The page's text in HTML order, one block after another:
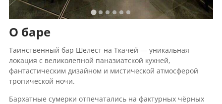
О баре
Таинственный бар Шелест на Ткачей — уникальная
локация с великолепной паназиатской кухней,
фантастическим дизайном и мистической атмосферой
тропической ночи.
Бархатные сумерки отпечатались на фактурных чёрных